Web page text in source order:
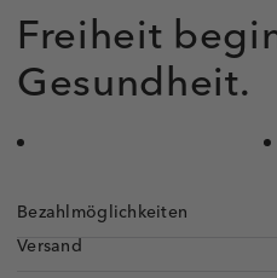
Freiheit
Gesundheit.
Bezahlmöglichkeiten
Versand